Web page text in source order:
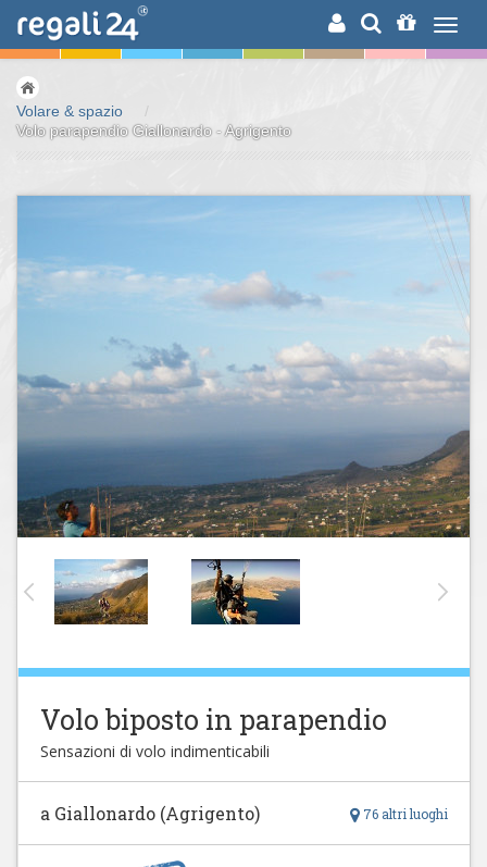
RICERCA
Volare & spazio
/
Volo parapendio Giallonardo - Agrigento
Volo biposto in parapendio
Sensazioni di volo indimenticabili
76 altri luoghi
a Giallonardo (Agrigento)